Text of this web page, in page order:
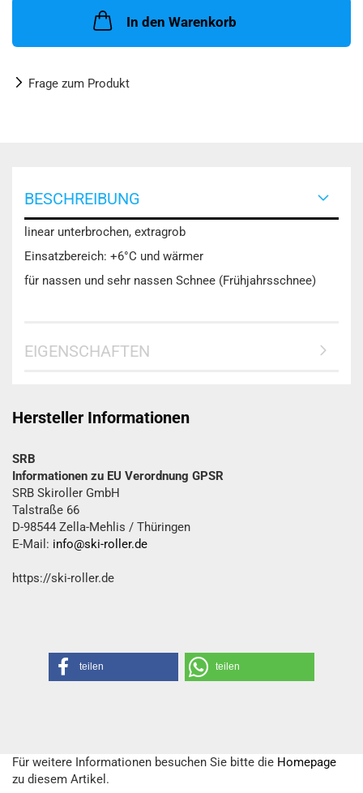
In den Warenkorb
Frage zum Produkt
BESCHREIBUNG
linear unterbrochen, extragrob
Einsatzbereich: +6°C und wärmer
für nassen und sehr nassen Schnee (Frühjahrsschnee)
EIGENSCHAFTEN
Hersteller Informationen
SRB
Informationen zu EU Verordnung GPSR
SRB Skiroller GmbH
Talstraße 66
D-98544 Zella-Mehlis / Thüringen
E-Mail: info@ski-roller.de
https://ski-roller.de
teilen teilen
Für weitere Informationen besuchen Sie bitte die Homepage
zu diesem Artikel.